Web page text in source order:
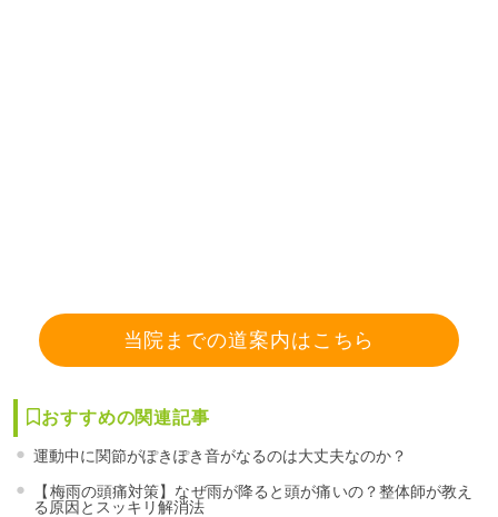
当院までの道案内はこちら
おすすめの関連記事
運動中に関節がぽきぽき音がなるのは大丈夫なのか？
【梅雨の頭痛対策】なぜ雨が降ると頭が痛いの？整体師が教え
る原因とスッキリ解消法